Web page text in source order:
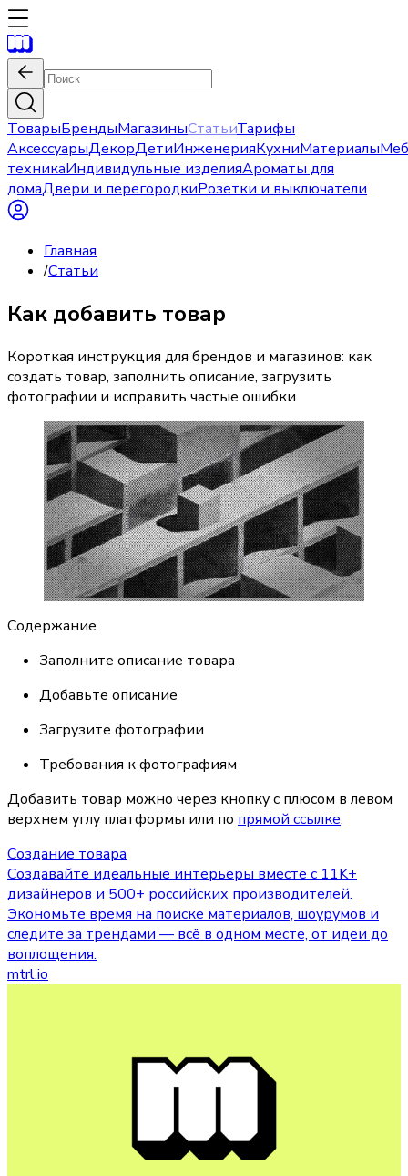
ТоварыБрендыМагазиныСтатьиТарифы
АксессуарыДекорДетиИнженерияКухниМатериалы
техникаИндивидульные изделияАроматы для
домаДвери и перегородкиРозетки и выключатели
Главная
/Статьи
Как добавить товар
Короткая инструкция для брендов и магазинов: как
создать товар, заполнить описание, загрузить
фотографии и исправить частые ошибки
Содержание
Заполните описание товара
Добавьте описание
Загрузите фотографии
Требования к фотографиям
Добавить товар можно через кнопку с плюсом в левом
верхнем углу платформы или по прямой ссылке.
Создание товара
Создавайте идеальные интерьеры вместе с 11K+
дизайнеров и 500+ российских производителей.
Экономьте время на поиске материалов, шоурумов и
следите за трендами — всё в одном месте, от идеи до
воплощения.
mtrl.io